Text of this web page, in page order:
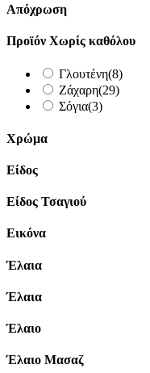
Απόχρωση
Προϊόν Χωρίς καθόλου
Γλουτένη(8)
Ζάχαρη(29)
Σόγια(3)
Χρώμα
Είδος
Είδος Τσαγιού
Εικόνα
Έλαια
Έλαια
Έλαιο
Έλαιο Μασαζ